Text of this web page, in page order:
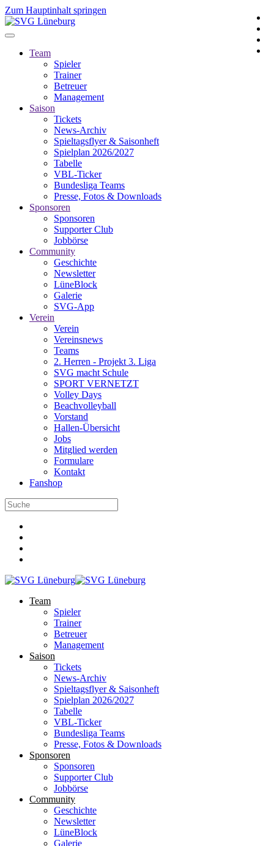
Zum Hauptinhalt springen
Team
Spieler
Trainer
Betreuer
Management
Saison
Tickets
News-Archiv
Spieltagsflyer & Saisonheft
Spielplan 2026/2027
Tabelle
VBL-Ticker
Bundesliga Teams
Presse, Fotos & Downloads
Sponsoren
Sponsoren
Supporter Club
Jobbörse
Community
Geschichte
Newsletter
LüneBlock
Galerie
SVG-App
Verein
Verein
Vereinsnews
Teams
2. Herren - Projekt 3. Liga
SVG macht Schule
SPORT VERNETZT
Volley Days
Beachvolleyball
Vorstand
Hallen-Übersicht
Jobs
Mitglied werden
Formulare
Kontakt
Fanshop
Team
Spieler
Trainer
Betreuer
Management
Saison
Tickets
News-Archiv
Spieltagsflyer & Saisonheft
Spielplan 2026/2027
Tabelle
VBL-Ticker
Bundesliga Teams
Presse, Fotos & Downloads
Sponsoren
Sponsoren
Supporter Club
Jobbörse
Community
Geschichte
Newsletter
LüneBlock
Galerie